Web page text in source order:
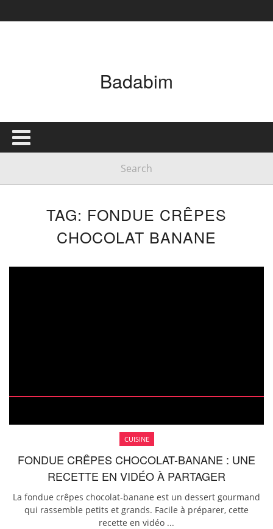
Badabim
TAG: FONDUE CRÊPES
CHOCOLAT BANANE
CUISINE
FONDUE CRÊPES CHOCOLAT-BANANE : UNE
RECETTE EN VIDÉO À PARTAGER
La fondue crêpes chocolat-banane est un dessert gourmand
qui rassemble petits et grands. Facile à préparer, cette
recette en vidéo ...